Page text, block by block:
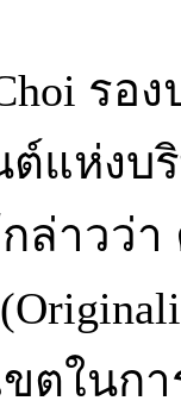
รอ
แห่งบ
ล่าวว่า
ตในกา